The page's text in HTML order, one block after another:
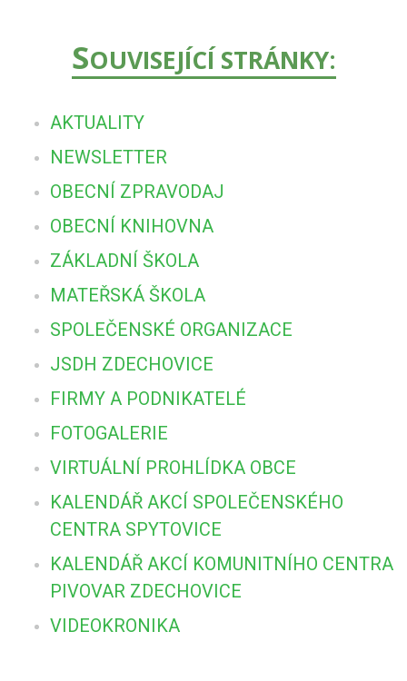
SOUVISEJÍCÍ STRÁNKY:
AKTUALITY
NEWSLETTER
OBECNÍ ZPRAVODAJ
OBECNÍ KNIHOVNA
ZÁKLADNÍ ŠKOLA
MATEŘSKÁ ŠKOLA
SPOLEČENSKÉ ORGANIZACE
JSDH ZDECHOVICE
FIRMY A PODNIKATELÉ
FOTOGALERIE
VIRTUÁLNÍ PROHLÍDKA OBCE
KALENDÁŘ AKCÍ SPOLEČENSKÉHO
CENTRA SPYTOVICE
KALENDÁŘ AKCÍ KOMUNITNÍHO CENTRA
PIVOVAR ZDECHOVICE
VIDEOKRONIKA